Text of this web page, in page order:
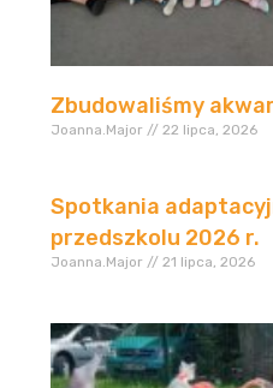
Zbudowaliśmy
Joanna.Major 22 lipca, 2026
Spotkania
przedszkolu 2026 r.
Joanna.Major 21 lipca, 2026